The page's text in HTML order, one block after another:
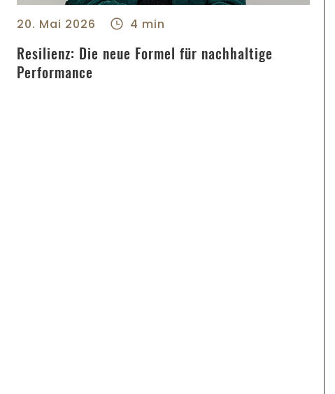
20. Mai 2026 4 min
Resilienz: Die neue Formel für nachhaltige
Performance